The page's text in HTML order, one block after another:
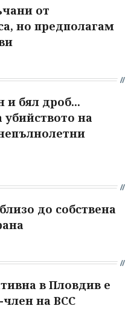
от
но предполагам
и бял дроб...
на
до собствена
в Пловдив е
на ВСС